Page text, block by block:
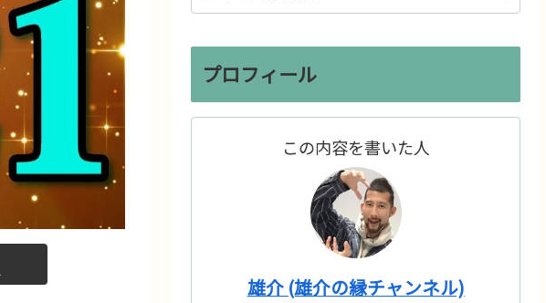
プロフィール
この内容を書いた人
雄介 (雄介の縁チャンネル)